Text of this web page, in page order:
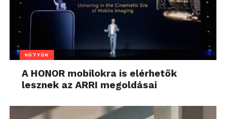
KÜTYÜK
A HONOR mobilokra is elérhetők
lesznek az ARRI megoldásai